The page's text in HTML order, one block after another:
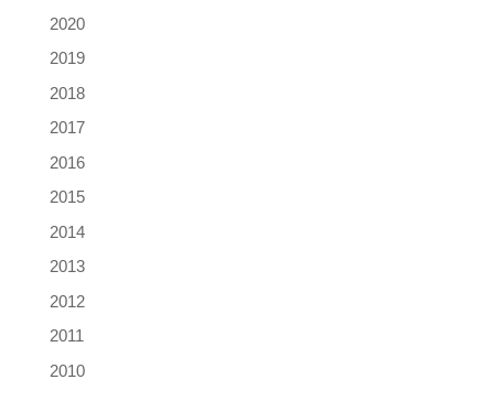
2020
2019
2018
2017
2016
2015
2014
2013
2012
2011
2010